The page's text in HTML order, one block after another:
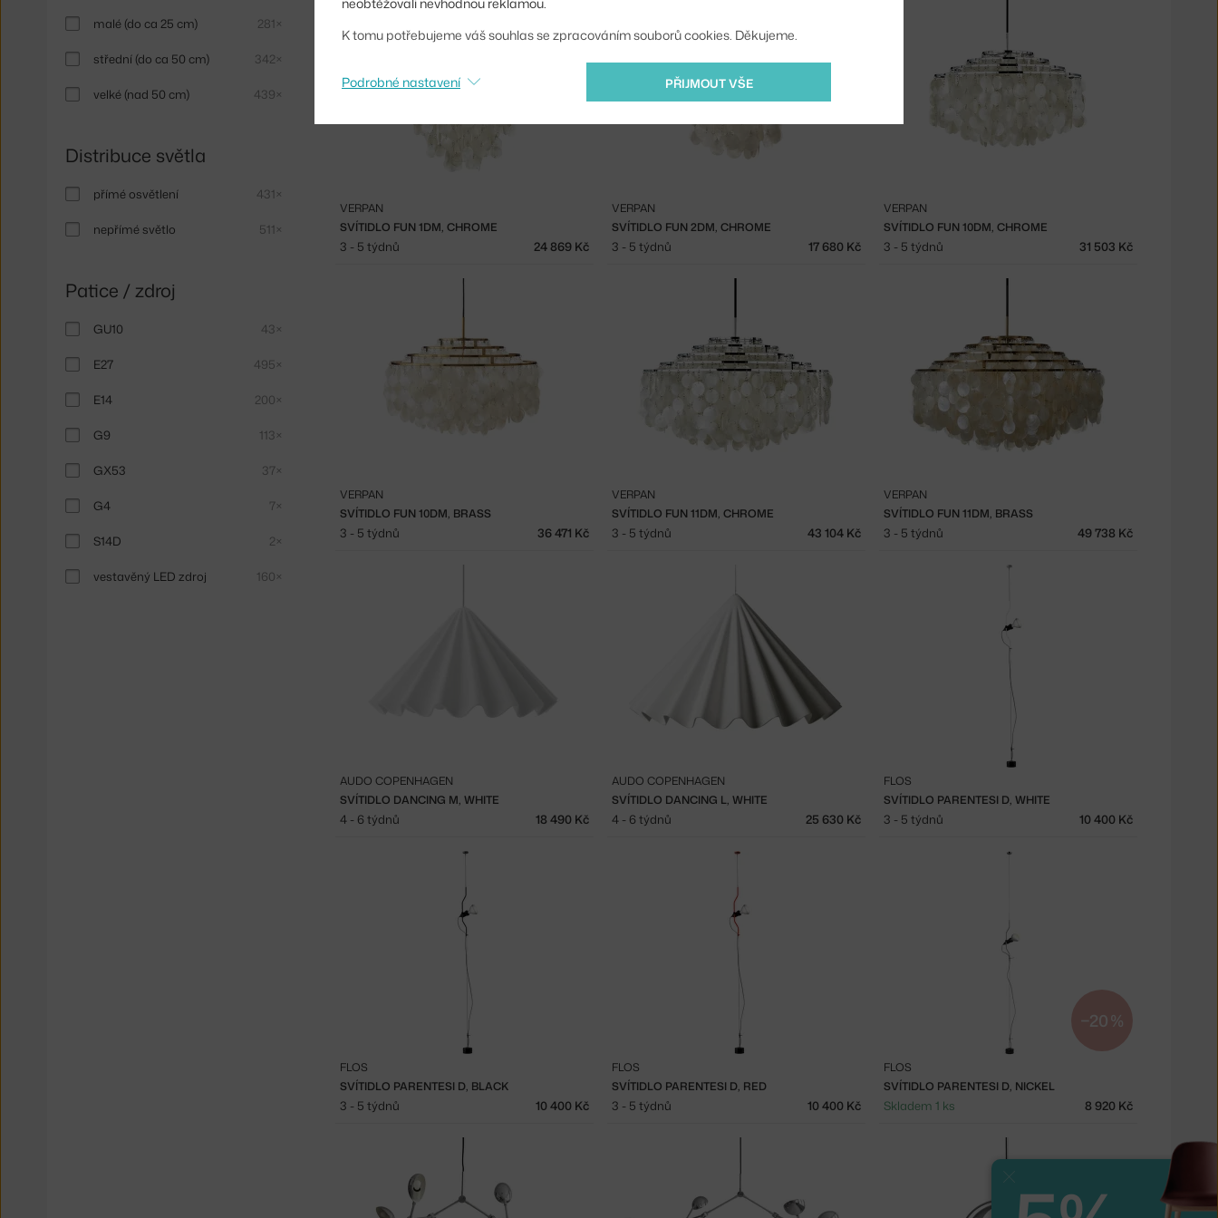
malé (do ca 25 cm) 281×
střední (do ca 50 cm) 342×
velké (nad 50 cm) 439×
Distribuce světla
přímé osvětlení 431×
nepřímé světlo 511×
Patice / zdroj
GU10 43×
E27 495×
E14 200×
G9 113×
GX53 37×
G4 7×
S14D 2×
vestavěný LED zdroj 160×
SVÍTIDLO FUN 1DM, CHROME
VERPAN
3 - 5 týdnů 24 869 Kč
SVÍTIDLO FUN 2DM, CHROME
VERPAN
3 - 5 týdnů 17 680 Kč
SVÍTIDLO FUN 10DM, CHROME
VERPAN
3 - 5 týdnů 31 503 Kč
SVÍTIDLO FUN 10DM, BRASS
VERPAN
3 - 5 týdnů 36 471 Kč
SVÍTIDLO FUN 11DM, CHROME
VERPAN
3 - 5 týdnů 43 104 Kč
SVÍTIDLO FUN 11DM, BRASS
VERPAN
3 - 5 týdnů 49 738 Kč
SVÍTIDLO DANCING M, WHITE
AUDO COPENHAGEN
4 - 6 týdnů 18 490 Kč
SVÍTIDLO DANCING L, WHITE
AUDO COPENHAGEN
4 - 6 týdnů 25 630 Kč
SVÍTIDLO PARENTESI D, WHITE
FLOS
3 - 5 týdnů 10 400 Kč
SVÍTIDLO PARENTESI D, BLACK
FLOS
3 - 5 týdnů 10 400 Kč
SVÍTIDLO PARENTESI D, RED
FLOS
3 - 5 týdnů 10 400 Kč
−20 %
SVÍTIDLO PARENTESI D, NICKEL
FLOS
Skladem 1 ks 8 920 Kč
K tomu potřebujeme váš souhlas se zpracováním souborů cookies. Děkujeme.
PŘIJMOUT VŠE
Podrobné nastavení